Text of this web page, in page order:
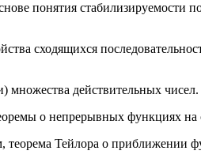
понятия стабилизируемости
сходящихся
множества действительных чисел.
о непрерывных функциях на
Тейлора о приближении